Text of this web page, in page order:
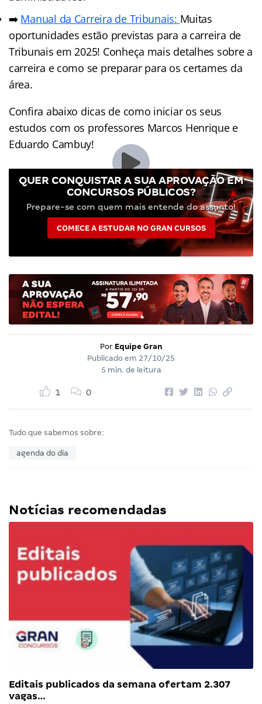
➡️ Manual da Carreira de Tribunais: Muitas
oportunidades estão previstas para a carreira de
Tribunais em 2025! Conheça mais detalhes sobre a
carreira e como se preparar para os certames da
área.
Confira abaixo dicas de como iniciar os seus
estudos com os professores Marcos Henrique e
Eduardo Cambuy!
QUER CONQUISTAR A SUA APROVAÇÃO EM
CONCURSOS PÚBLICOS?
Prepare-se com quem mais entende do assunto!
COMECE A ESTUDAR NO GRAN CURSOS
Por Equipe Gran
Publicado em 27/10/25
5 min. de leitura
1 0
Tudo que sabemos sobre:
agenda do dia
Notícias recomendadas
Editais publicados da semana ofertam 2.307
vagas…